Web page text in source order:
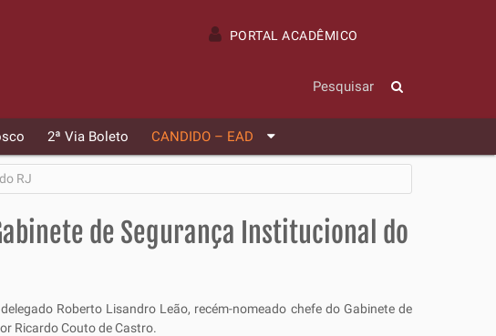
PORTAL ACADÊMICO
2ª Via Boleto CANDIDO – EAD
RJ
de Segurança Institucional do
Roberto Lisandro Leão, recém-nomeado chefe do Gabinete de
Ricardo Couto de Castro.